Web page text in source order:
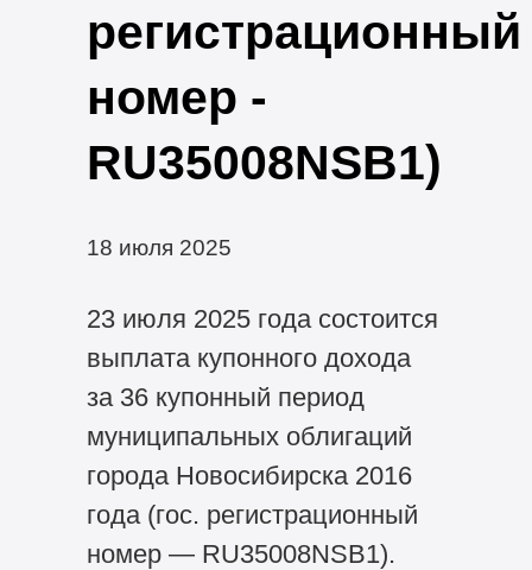
регистрационный
номер -
RU35008NSB1)
18 июля 2025
23 июля 2025 года состоится
выплата купонного дохода
за 36 купонный период
муниципальных облигаций
города Новосибирска 2016
года (гос. регистрационный
номер — RU35008NSB1).